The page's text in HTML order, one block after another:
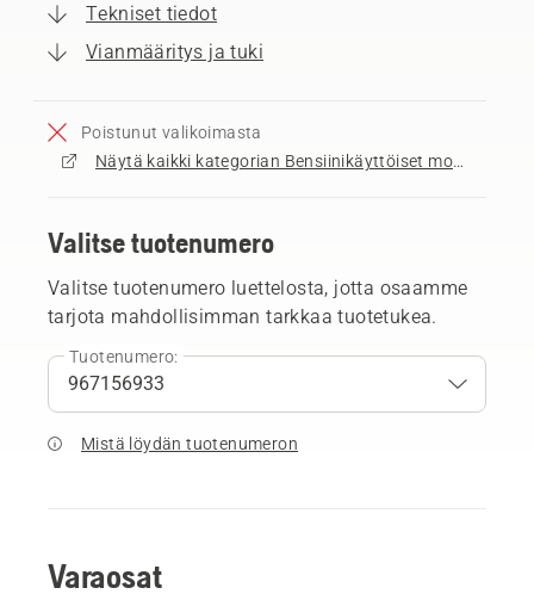
Tekniset tiedot
Vianmääritys ja tuki
Poistunut valikoimasta
Näytä kaikki kategorian Bensiinikäyttöiset moottorisahat myytävät tuotteet
Valitse tuotenumero
Valitse tuotenumero luettelosta, jotta osaamme
tarjota mahdollisimman tarkkaa tuotetukea.
Tuotenumero:
Mistä löydän tuotenumeron
Varaosat